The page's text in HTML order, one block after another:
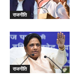
राजनीति
राजनीति